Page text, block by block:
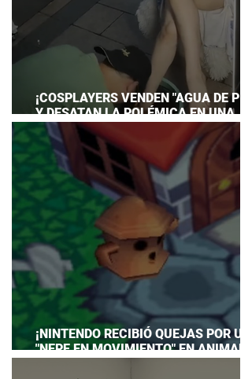
¡COSPLAYERS VENDEN "AGUA DE
Y DESATAN LA POLÉMICA EN UNA
CONVENCIÓN DE ANIME!
¡NINTENDO RECIBIÓ QUEJAS POR UN
"NEPE EN MOVIMIENTO" EN ANIMAL